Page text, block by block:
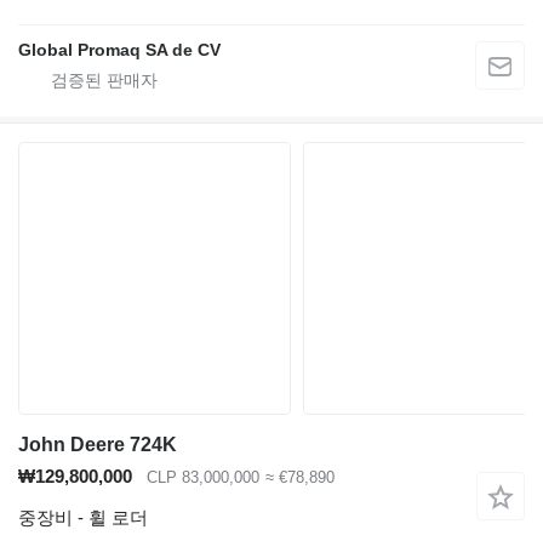
Global Promaq SA de CV
John Deere 724K
₩129,800,000
CLP 83,000,000 ≈ €78,890
중장비 - 휠 로더